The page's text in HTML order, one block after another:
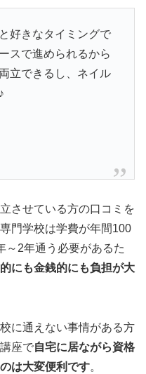
好きなタイミングで
スで進められるから
立できるし、ネイル
させている方の口コミを
門学校は学費が年間100
～2年通う必要があるた
にも金銭的にも負担が大
に通えない事情がある方
座で自宅に居ながら資格
は大変便利です。